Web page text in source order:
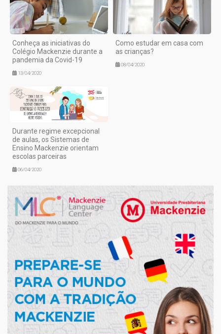
Conheça as iniciativas do
Colégio Mackenzie durante a
pandemia da Covid-19
13/04/2020
Como estudar em casa com
as crianças?
08/04/2020
Durante regime excepcional
de aulas, os Sistemas de
Ensino Mackenzie orientam
escolas parceiras
06/04/2020